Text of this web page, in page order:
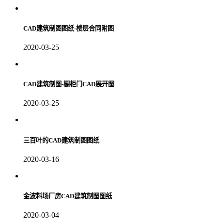
CAD建筑制图图纸-楼层合同附图
2020-03-25
CAD建筑制图-橱柜门CAD展开图
2020-03-25
三百叶的CAD建筑制图图纸
2020-03-16
金波料场厂房CAD建筑制图图纸
2020-03-04